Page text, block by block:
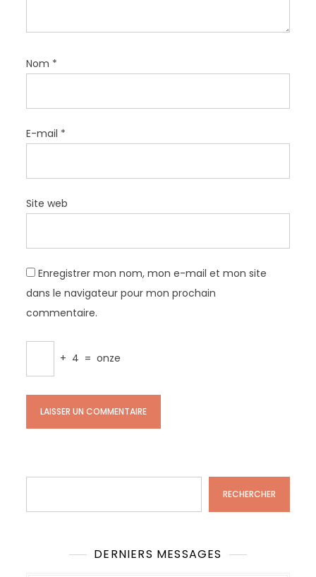
Nom *
E-mail *
Site web
Enregistrer mon nom, mon e-mail et mon site
dans le navigateur pour mon prochain
commentaire.
+ 4 = onze
RECHERCHER
DERNIERS MESSAGES